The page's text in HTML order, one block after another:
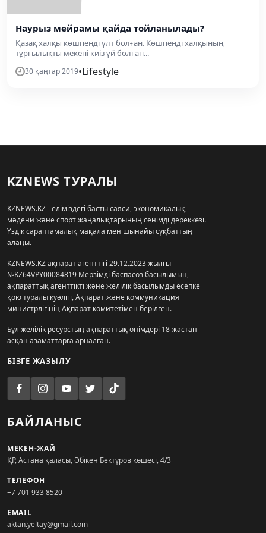
Наурыз мейрамы қайда тойланылады?
Қазақ халқы көшпенді ұлт болған. Көшпенді халқының
тұрғылықты мекені киіз үй болған...
30 қаңтар 2019•Lifestyle
KZNEWS ТУРАЛЫ
KZNEWS.KZ - еліміздегі басты саяси, экономикалық,
мәдени және спорт жаңалықтарының сенімді дереккөзі.
Үздік сараптамалық мақала мен шынайы сұқбаттың
алаңы.
KZNEWS.KZ ақпарат агенттігі 29.12.2023 жылғы
№KZ64VPY00084819 Мерзімді баспасөз басылымын,
ақпараттық агенттікті және желілік басылымды есепке
қою туралы куәлігі, Ақпарат және коммуникация
министрлігінің Ақпарат комитетімен берілген.
Бұл желілік ресурстың ақпараттық өнімдері 18 жастан
асқан азаматтарға арналған.
БІЗГЕ ЖАЗЫЛУ
БАЙЛАНЫС
МЕКЕН-ЖАЙ
ҚР, Астана қаласы, Әбікен Бектұров көшесі, 4/3
ТЕЛЕФОН
+7 701 933 8520
EMAIL
aktan.yeltay@gmail.com